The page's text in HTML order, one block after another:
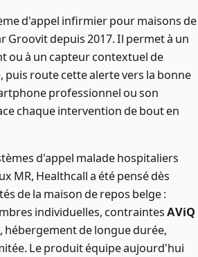
d'appel infirmier pour maisons de
Groovit depuis 2017. Il permet à un
ou à un capteur contextuel de
puis route cette alerte vers la bonne
professionnel ou son
chaque intervention de bout en
d'appel malade hospitaliers
MR, Healthcall a été pensé dès
de la maison de repos belge :
individuelles, contraintesAViQ
, hébergement de longue durée,
Le produit équipe aujourd'hui